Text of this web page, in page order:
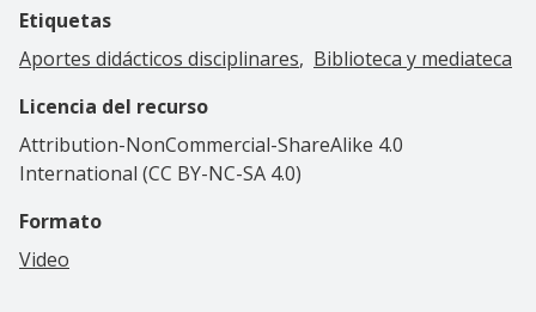
Etiquetas
Aportes didácticos disciplinares
Biblioteca y mediateca
Licencia del recurso
Attribution-NonCommercial-ShareAlike 4.0
International (CC BY-NC-SA 4.0)
Formato
Video